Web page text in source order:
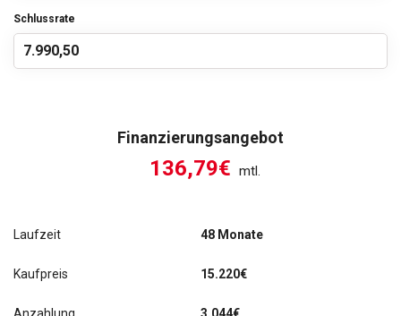
Schlussrate
Finanzierungsangebot
136,79€ mtl.
Laufzeit 48 Monate
Kaufpreis 15.220€